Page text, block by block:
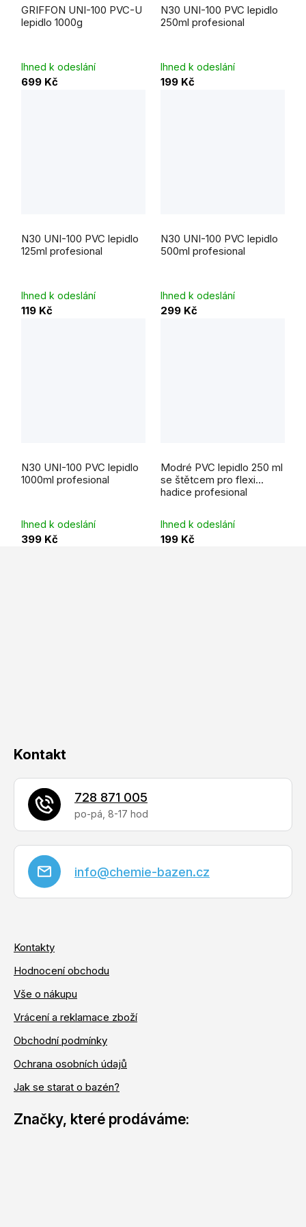
GRIFFON UNI-100 PVC-U
lepidlo 1000g
Ihned k odeslání
699 Kč
N30 UNI-100 PVC lepidlo
250ml profesional
Ihned k odeslání
199 Kč
N30 UNI-100 PVC lepidlo
125ml profesional
Ihned k odeslání
119 Kč
N30 UNI-100 PVC lepidlo
500ml profesional
Ihned k odeslání
299 Kč
N30 UNI-100 PVC lepidlo
1000ml profesional
Ihned k odeslání
399 Kč
Modré PVC lepidlo 250 ml
se štětcem pro flexi
hadice profesional
Ihned k odeslání
199 Kč
Kontakt
info@chemie-bazen.cz
728 871 005
Kontakty
Hodnocení obchodu
Vše o nákupu
Vrácení a reklamace zboží
Obchodní podmínky
Ochrana osobních údajů
Jak se starat o bazén?